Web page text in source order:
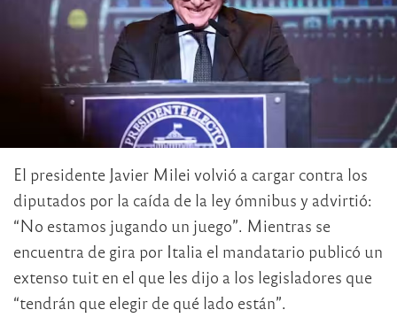
El presidente Javier Milei volvió a cargar contra los
diputados por la caída de la ley ómnibus y advirtió:
“No estamos jugando un juego”. Mientras se
encuentra de gira por Italia el mandatario publicó un
extenso tuit en el que les dijo a los legisladores que
“tendrán que elegir de qué lado están”.